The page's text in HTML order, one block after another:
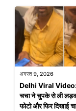
अगस्त 9, 2026
Delhi Viral Video:
चचा ने चुपके से ली
फोटो और फिर दिखाई